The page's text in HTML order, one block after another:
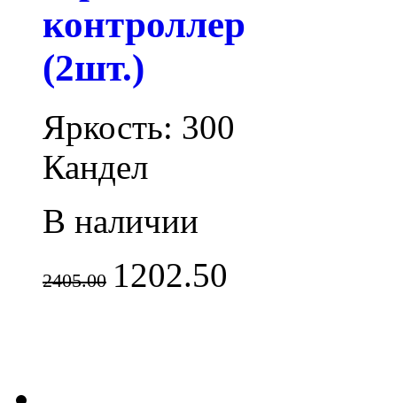
контроллер
(2шт.)
Яркость: 300
Кандел
В наличии
2405.00 1202.50